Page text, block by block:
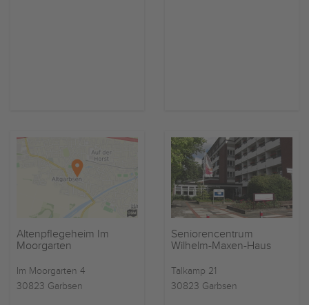
Altenpflegeheim Im
Moorgarten
Im Moorgarten 4
30823 Garbsen
Seniorencentrum
Wilhelm-Maxen-Haus
Talkamp 21
30823 Garbsen